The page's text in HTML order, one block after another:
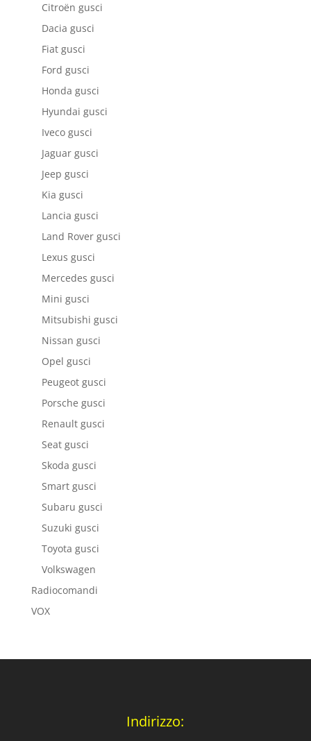
Citroën gusci
Dacia gusci
Fiat gusci
Ford gusci
Honda gusci
Hyundai gusci
Iveco gusci
Jaguar gusci
Jeep gusci
Kia gusci
Lancia gusci
Land Rover gusci
Lexus gusci
Mercedes gusci
Mini gusci
Mitsubishi gusci
Nissan gusci
Opel gusci
Peugeot gusci
Porsche gusci
Renault gusci
Seat gusci
Skoda gusci
Smart gusci
Subaru gusci
Suzuki gusci
Toyota gusci
Volkswagen
Radiocomandi
VOX
Indirizzo: